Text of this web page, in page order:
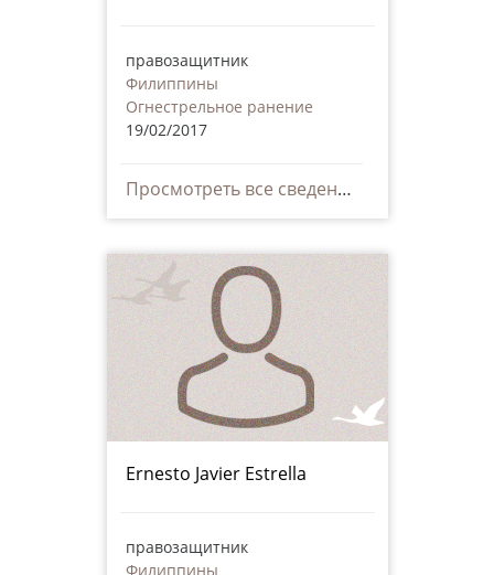
правозащитник
Филиппины
Огнестрельное ранение
19/02/2017
Просмотреть все сведения
Ernesto Javier Estrella
правозащитник
Филиппины